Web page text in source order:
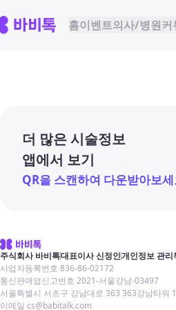
홈이벤트의사/병원커
더 많은 시술정보
앱에서 보기
QR을 스캔하여 다운받아보세
주식회사 바비톡대표이사 신정인개인정보 관리
사업자등록번호 836-86-02172
통신판매업신고번호 2021-서울강남-03497
서울특별시 서초구 강남대로 363 363강남타워
이메일 cs@babitalk.com